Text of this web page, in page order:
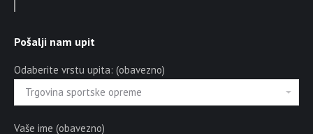
Pošalji nam upit
Odaberite vrstu upita: (obavezno)
Vaše ime (obavezno)